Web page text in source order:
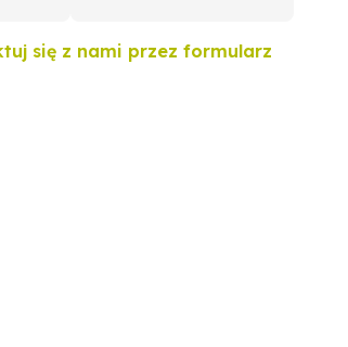
się z nami przez formularz